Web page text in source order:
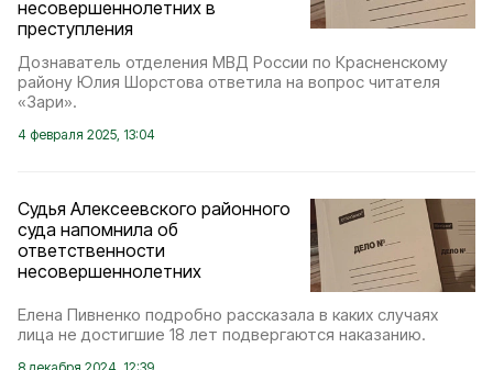
несовершеннолетних в
преступления
Дознаватель отделения МВД России по Красненскому
району Юлия Шорстова ответила на вопрос читателя
«Зари».
4 февраля 2025, 13:04
Судья Алексеевского районного
суда напомнила об
ответственности
несовершеннолетних
Елена Пивненко подробно рассказала в каких случаях
лица не достигшие 18 лет подвергаются наказанию.